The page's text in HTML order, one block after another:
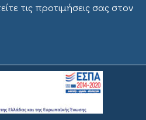
τις προτιμήσεις σας στον